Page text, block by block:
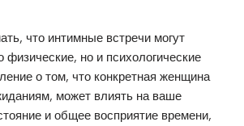
что интимные встречи могут
физические, но и психологические
о том, что конкретная женщина
может влиять на ваше
и общее восприятие времени,